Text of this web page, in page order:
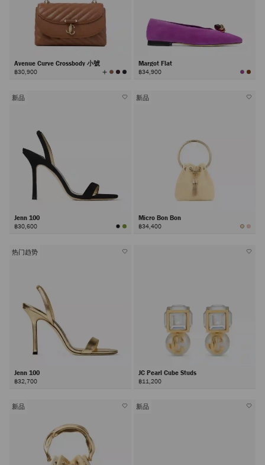
Avenue Curve Crossbody 小號
฿30,900 查
看
Margot Flat
฿34,900
新品
Jenn 100
฿30,600
新品
Micro Bon Bon
฿34,400
热门趋势
Jenn 100
฿32,700
JC Pearl Cube Studs
฿11,200
新品 新品